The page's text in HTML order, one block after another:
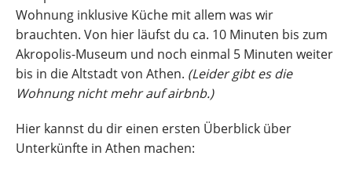
Wohnung inklusive Küche mit allem was wir
brauchten. Von hier läufst du ca. 10 Minuten bis zum
Akropolis-Museum und noch einmal 5 Minuten weiter
bis in die Altstadt von Athen. (Leider gibt es die
Wohnung nicht mehr auf airbnb.)
Hier kannst du dir einen ersten Überblick über
Unterkünfte in Athen machen: